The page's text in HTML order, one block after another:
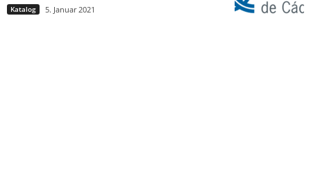
Katalog 5. Januar 2021